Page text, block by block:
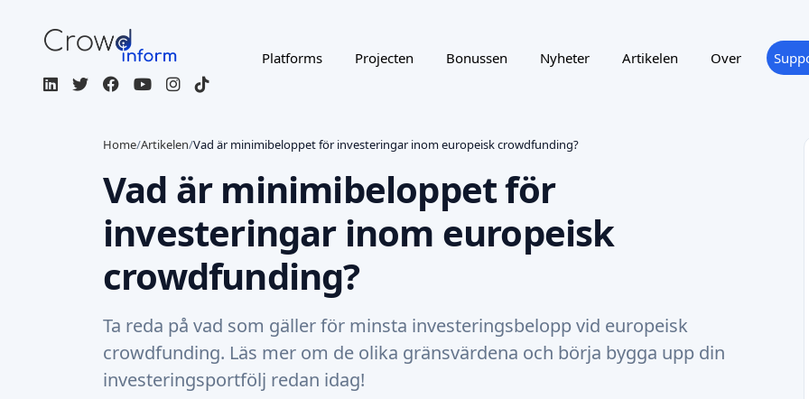
Platforms Projecten Bonussen Nyheter Artikelen Over
Home/Artikelen/Vad är minimibeloppet för investeringar inom europeisk crowdfunding?
Vad är minimibeloppet för
investeringar inom europeisk
crowdfunding?
Ta reda på vad som gäller för minsta investeringsbelopp vid europeisk
crowdfunding. Läs mer om de olika gränsvärdena och börja bygga upp din
investeringsportfölj redan idag!